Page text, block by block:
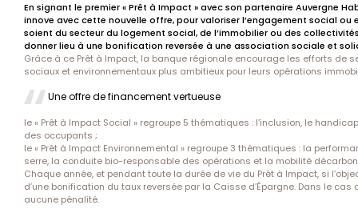
En signant le premier « Prêt à Impact » avec son partenaire Auvergne
innove avec cette nouvelle offre, pour valoriser l’engagement social ou
soient du secteur du logement social, de l’immobilier ou des
donner lieu à une bonification reversée à une association sociale et
Grâce à ce Prêt à Impact, la banque régionale encourage les efforts de
sociaux et environnementaux plus ambitieux pour leurs opérations
Une offre de financement vertueuse
le « Prêt à Impact Social » regroupe 5 thématiques : l’inclusion, le
des occupants ;
le « Prêt à Impact Environnemental » regroupe 3 thématiques : la
serre, la conduite bio-responsable des opérations et la mobilité
Chaque année, et pendant toute la durée de vie du Prêt à Impact, si
d’une bonification du taux reversée par la Caisse d’Épargne. Dans le
aucune pénalité.